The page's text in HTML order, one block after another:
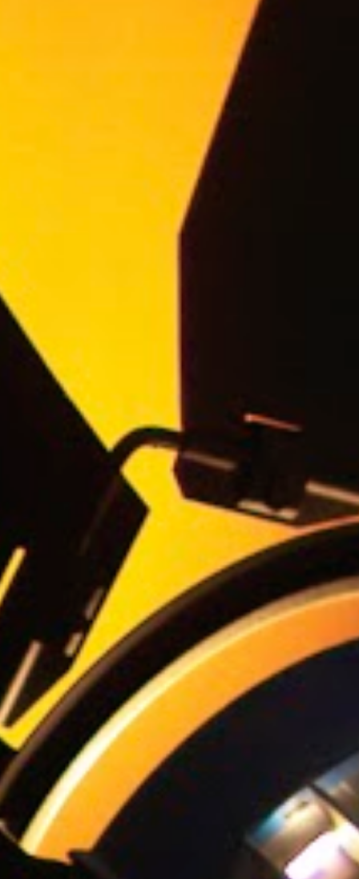
Melhor Performance de Música Eletrônica
Latina por “Bzrp Music Sessions, Vol. 53
(Tiësto Remix).” Em novembro, Shakira
inicia a sua turnê esgotada pela América do
Norte, “Las Mujeres Ya No Lloran World
Tour”, promovida pela Live Nation. A
primeira parte da turnê começa no dia 2 de
novembro em Palm Desert, Califórnia, e
inclui paradas em Los Angeles, Miami,
Toronto, Brooklyn, Chicago, entre outras.
Conhecida por suas performances
dinâmicas e ene...